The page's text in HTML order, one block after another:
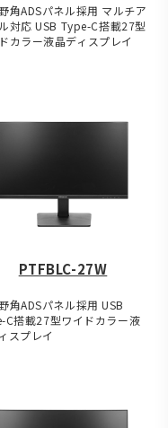
角ADSパネル採用 マルチア
対応 USB Type-C搭載27型
カラー液晶ディスプレイ
PTFBLC-27W
角ADSパネル採用 USB
C搭載27型ワイドカラー液
スプレイ